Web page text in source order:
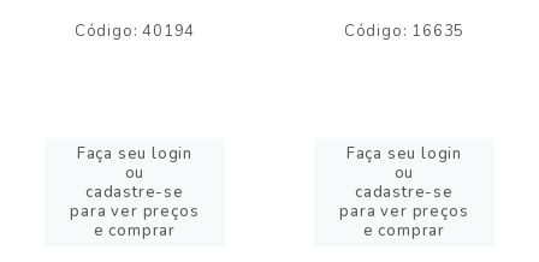
Código: 40194
Faça seu login
ou
cadastre-se
para ver preços
e comprar
Código: 16635
Faça seu login
ou
cadastre-se
para ver preços
e comprar